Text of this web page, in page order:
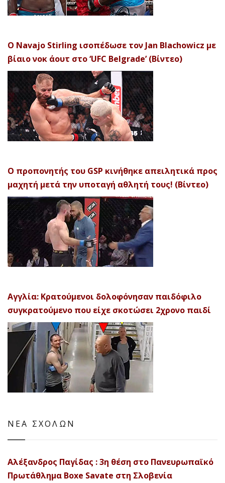
Ο Navajo Stirling ισοπέδωσε τον Jan Blachowicz με
βίαιο νοκ άουτ στο ‘UFC Belgrade’ (Βίντεο)
Ο προπονητής του GSP κινήθηκε απειλητικά προς
μαχητή μετά την υποταγή αθλητή τους! (Βίντεο)
Αγγλία: Κρατούμενοι δολοφόνησαν παιδόφιλο
συγκρατούμενο που είχε σκοτώσει 2χρονο παιδί
ΝΕΑ ΣΧΟΛΩΝ
Αλέξανδρος Παγίδας : 3η θέση στο Πανευρωπαϊκό
Πρωτάθλημα Boxe Savate στη Σλοβενία